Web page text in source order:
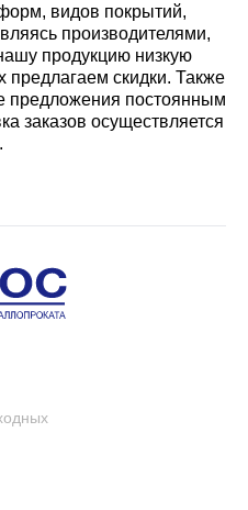
видов покрытий,
производителями,
продукцию низкую
предлагаем скидки. Также
постоянным
заказов осуществляется